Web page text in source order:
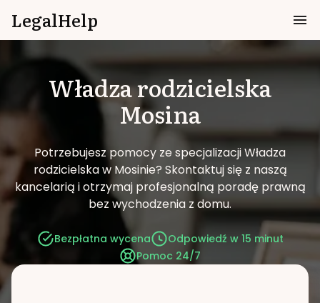
LegalHelp
Władza rodzicielska
Mosina
Potrzebujesz pomocy ze specjalizacji Władza
rodzicielska w Mosinie? Skontaktuj się z naszą
kancelarią i otrzymaj profesjonalną poradę prawną
bez wychodzenia z domu.
Bezpłatna wycena
Odpowiedź w 15 minut
Pomoc 24/7